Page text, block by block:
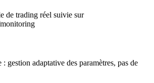
de trading réel suivie sur
gestion adaptative des paramètres, pas de